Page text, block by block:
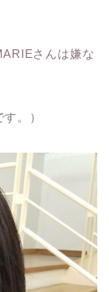
さんは嫌な
。）